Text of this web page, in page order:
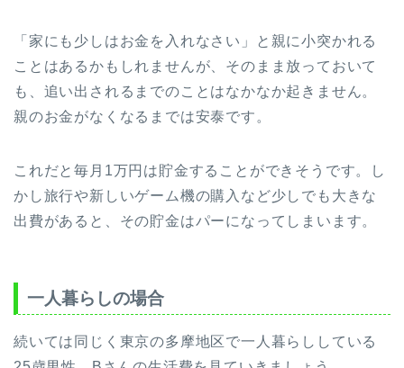
「家にも少しはお金を入れなさい」と親に小突かれる
ことはあるかもしれませんが、そのまま放っておいて
も、追い出されるまでのことはなかなか起きません。
親のお金がなくなるまでは安泰です。
これだと毎月1万円は貯金することができそうです。し
かし旅行や新しいゲーム機の購入など少しでも大きな
出費があると、その貯金はパーになってしまいます。
一人暮らしの場合
続いては同じく東京の多摩地区で一人暮らししている